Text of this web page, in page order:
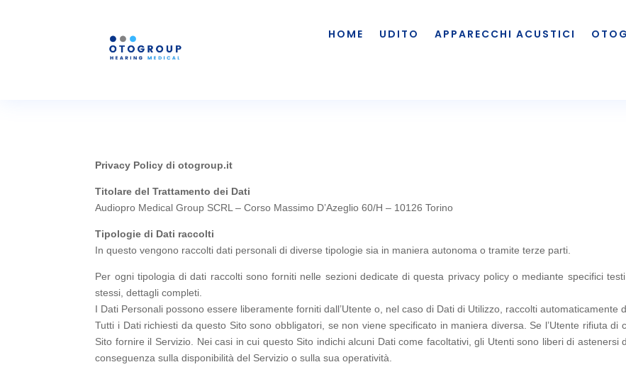
HOME UDITO APPARECCHI ACUSTICI
Privacy Policy di otogroup.it
Titolare del Trattamento dei Dati
Audiopro Medical Group SCRL – Corso Massimo D’Azeglio 60/H – 10126 Torino
Tipologie di Dati raccolti
In questo vengono raccolti dati personali di diverse tipologie sia in maniera autonoma o tramite terze parti.
Per ogni tipologia di dati raccolti sono forniti nelle sezioni dedicate di questa privacy policy o mediante specifici
stessi, dettagli completi.
I Dati Personali possono essere liberamente forniti dall’Utente o, nel caso di Dati di Utilizzo, raccolti automaticamente
Tutti i Dati richiesti da questo Sito sono obbligatori, se non viene specificato in maniera diversa. Se l’Utente rifiuta
Sito fornire il Servizio. Nei casi in cui questo Sito indichi alcuni Dati come facoltativi, gli Utenti sono liberi di
conseguenza sulla disponibilità del Servizio o sulla sua operatività.